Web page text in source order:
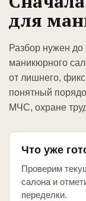
для
Разбор нужен до
маникюрного
от лишнего,
понятный
МЧС, охране
Что уже
Проверим
салона и
переделки.